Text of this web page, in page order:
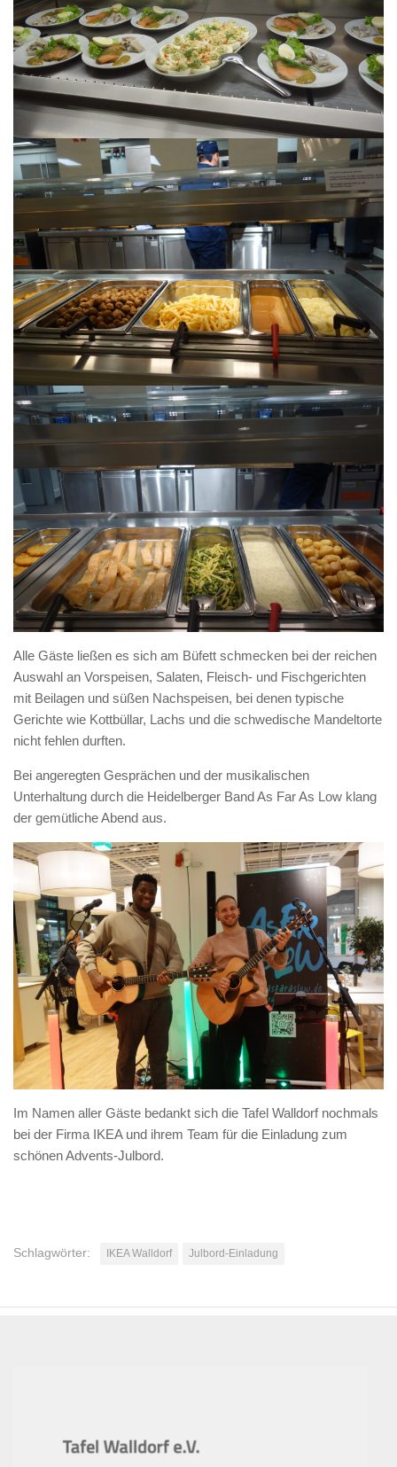
Alle Gäste ließen es sich am Büfett schmecken bei der reichen
Auswahl an Vorspeisen, Salaten, Fleisch- und Fischgerichten
mit Beilagen und süßen Nachspeisen, bei denen typische
Gerichte wie Kottbüllar, Lachs und die schwedische Mandeltorte
nicht fehlen durften.
Bei angeregten Gesprächen und der musikalischen
Unterhaltung durch die Heidelberger Band As Far As Low klang
der gemütliche Abend aus.
Im Namen aller Gäste bedankt sich die Tafel Walldorf nochmals
bei der Firma IKEA und ihrem Team für die Einladung zum
schönen Advents-Julbord.
Schlagwörter: IKEA Walldorf Julbord-Einladung